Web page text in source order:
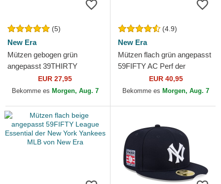
(5)
New Era
Mützen gebogen grün
angepasst 39THIRTY
League Essential der New
York Yankees MLB von New
EUR 27,95
Bekomme es Morgen, Aug. 7
(4.9)
New Era
Mützen flach grün angepasst
59FIFTY AC Perf der
Oakland Athletics MLB von
New Era
EUR 40,95
Bekomme es Morgen, Aug. 7